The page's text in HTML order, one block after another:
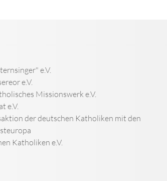
e.V.
e.V.
Missionswerk e.V.
e.V.
der deutschen Katholiken mit den
Katholiken e.V.